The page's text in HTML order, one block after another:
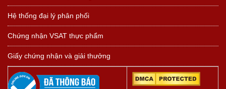
Hệ thống đại lý phân phối
Chứng nhận VSAT thực phẩm
Giấy chứng nhận và giải thưởng